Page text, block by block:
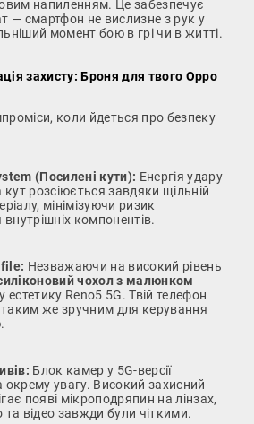
напиленням. Це забезпечує
— смартфон не вислизне з рук у
момент бою в грі чи в житті.
захисту: Броня для твого Oppo
коли йдеться про безпеку
(Посилені кути): Енергія удару
кут розсіюється завдяки щільній
мінімізуючи ризик
компонентів.
Незважаючи на високий рівень
чохол з малюнком
естетику Reno5 5G. Твій телефон
же зручним для керування
Блок камер у 5G-версії
окрему увагу. Високий захисний
появі мікроподряпин на лінзах,
та відео завжди були чіткими.